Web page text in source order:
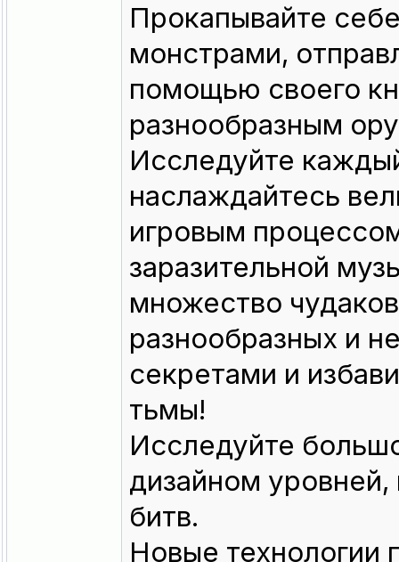
Прокапывайте
монстрами,
помощью своего
разнообразным
Исследуйте
наслаждайтесь
игровым
заразительной
множество
разнообразных и
секретами и
тьмы!
Исследуйте
дизайном
битв.
Новые технологии